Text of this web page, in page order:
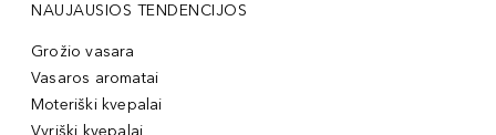
NAUJAUSIOS TENDENCIJOS
Grožio vasara
Vasaros aromatai
Moteriški kvepalai